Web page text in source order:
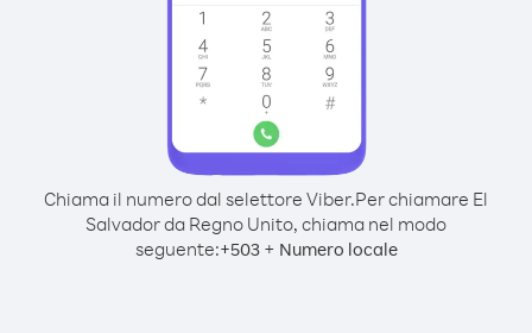
Chiama il numero dal selettore Viber.Per chiamare El
Salvador da Regno Unito, chiama nel modo
seguente:+503+ Numero locale